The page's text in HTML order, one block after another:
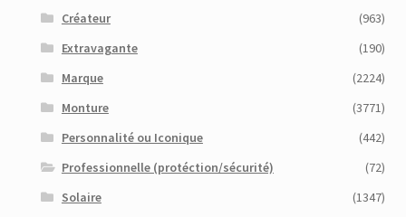
Créateur
(963)
Extravagante
(190)
Marque
(2224)
Monture
(3771)
Personnalité ou Iconique
(442)
Professionnelle (protéction/sécurité)
(72)
Solaire
(1347)